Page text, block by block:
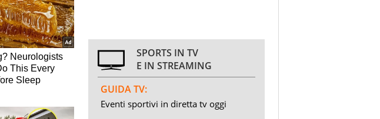
SPORTS IN TV
E IN STREAMING
GUIDA TV:
Eventi sportivi in diretta tv oggi